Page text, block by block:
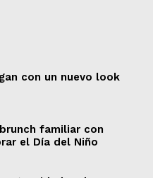
con un nuevo look
familiar con
el Día del Niño